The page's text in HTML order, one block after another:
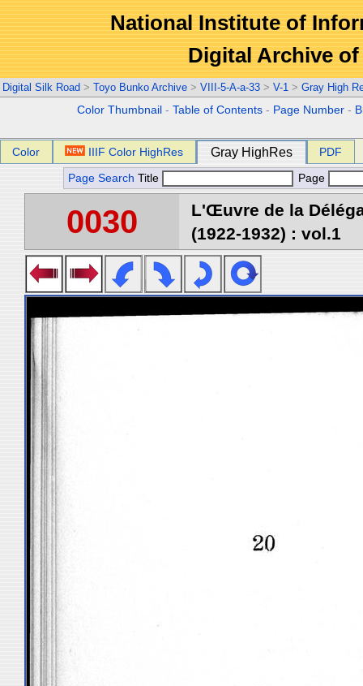
National Institute of
Digital Archive
Digital Silk Road > Toyo Bunko Archive > VIII-5-A-a-33 > V-1 > Gray High
Color Thumbnail -Table of Contents - Page Number -
Color IIIF Color HighRes Gray HighRes PDF
Page Search Title Page
0030
L'Œuvre de la
(1922-1932) : vol.1